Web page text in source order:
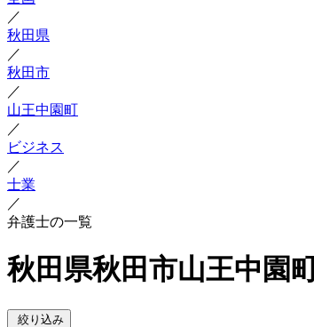
／
秋田県
／
秋田市
／
山王中園町
／
ビジネス
／
士業
／
弁護士の一覧
秋田県秋田市山王中園
絞り込み